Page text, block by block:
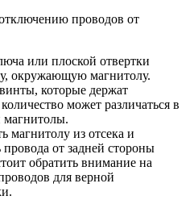
проводов от
или плоской отвертки
окружающую магнитолу.
которые держат
может различаться в
магнитолы.
магнитолу из отсека и
провода от задней стороны
обратить внимание на
для верной